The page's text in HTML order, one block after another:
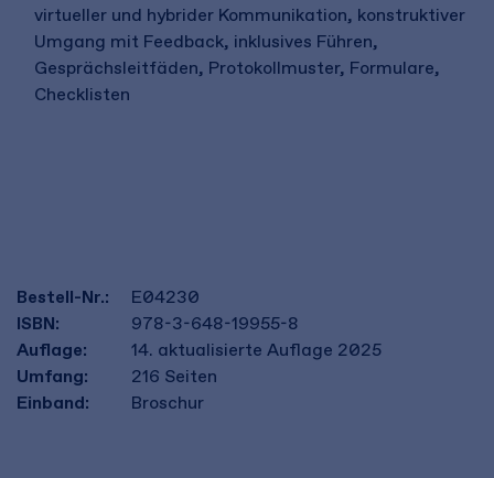
virtueller und hybrider Kommunikation, konstruktiver
Umgang mit Feedback, inklusives Führen,
Gesprächsleitfäden, Protokollmuster, Formulare,
Checklisten
Bestell-Nr.:
E04230
ISBN:
978-3-648-19955-8
Auflage:
14. aktualisierte Auflage 2025
Umfang:
216 Seiten
Einband:
Broschur